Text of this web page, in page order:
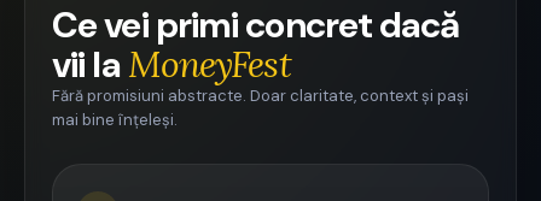
Ce vei primi concret dacă
vii laMoneyFest
Fără promisiuni abstracte. Doar claritate, context și pași
mai bine înțeleși.